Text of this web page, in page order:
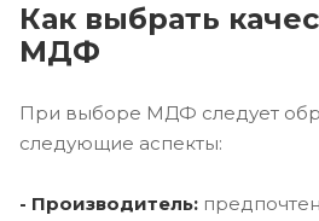
Как выбрать
МДФ
При выборе МДФ следует
следующие аспекты:
- Производитель: